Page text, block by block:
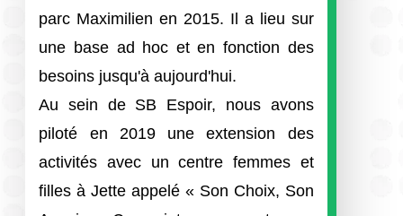
parc Maximilien en 2015. Il a lieu sur
une base ad hoc et en fonction des
besoins jusqu'à aujourd'hui.
Au sein de SB Espoir, nous avons
piloté en 2019 une extension des
activités avec un centre femmes et
filles à Jette appelé « Son Choix, Son